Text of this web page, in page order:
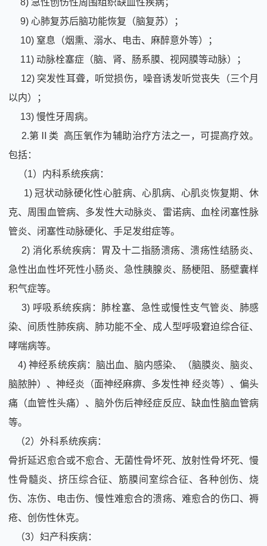
8) 急性创伤性周围组织缺血性疾病；
9) 心肺复苏后脑功能恢复（脑复苏）；
10) 窒息（烟熏、溺水、电击、麻醉意外等）；
11) 动脉栓塞症（脑、肾、肠系膜、视网膜等动脉）；
12) 突发性耳聋，听觉损伤，噪音诱发听觉丧失（三个月
以内）；
13) 慢性牙周病。
2.第Ⅱ类 高压氧作为辅助治疗方法之一，可提高疗效。
包括：
（1）内科系统疾病：
1) 冠状动脉硬化性心脏病、心肌病、心肌炎恢复期、休
克、周围血管病、多发性大动脉炎、雷诺病、血栓闭塞性脉
管炎、闭塞性动脉硬化、手足发绀症等。
2) 消化系统疾病：胃及十二指肠溃疡、溃疡性结肠炎、
急性出血性坏死性小肠炎、急性胰腺炎、肠梗阻、肠壁囊样
积气症等。
3) 呼吸系统疾病：肺栓塞、急性或慢性支气管炎、肺感
染、间质性肺疾病、肺功能不全、成人型呼吸窘迫综合征、
哮喘病等。
4) 神经系统疾病：脑出血、脑内感染、（脑膜炎、脑炎、
脑脓肿）、神经炎（面神经麻痹、多发性神 经炎等）、偏头
痛（血管性头痛）、脑外伤后神经症反应、缺血性脑血管病
等。
（2）外科系统疾病：
骨折延迟愈合或不愈合、无菌性骨坏死、放射性骨坏死、慢
性骨髓炎、挤压综合征、筋膜间室综合征、各种创伤、烧
伤、冻伤、电击伤、慢性难愈合的溃疡、难愈合的伤口、褥
疮、创伤性休克。
（3）妇产科疾病：